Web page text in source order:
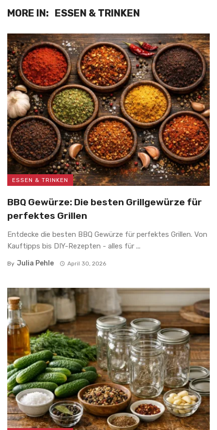
MORE IN: ESSEN & TRINKEN
ESSEN & TRINKEN
BBQ Gewürze: Die besten Grillgewürze für
perfektes Grillen
Entdecke die besten BBQ Gewürze für perfektes Grillen. Von
Kauftipps bis DIY-Rezepten - alles für ...
By Julia Pehle April 30, 2026